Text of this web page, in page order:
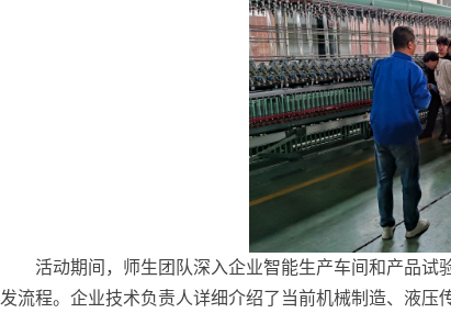
活动期间，师生团队深入企业智能生产车间和产品
发流程。企业技术负责人详细介绍了当前机械制造、液压